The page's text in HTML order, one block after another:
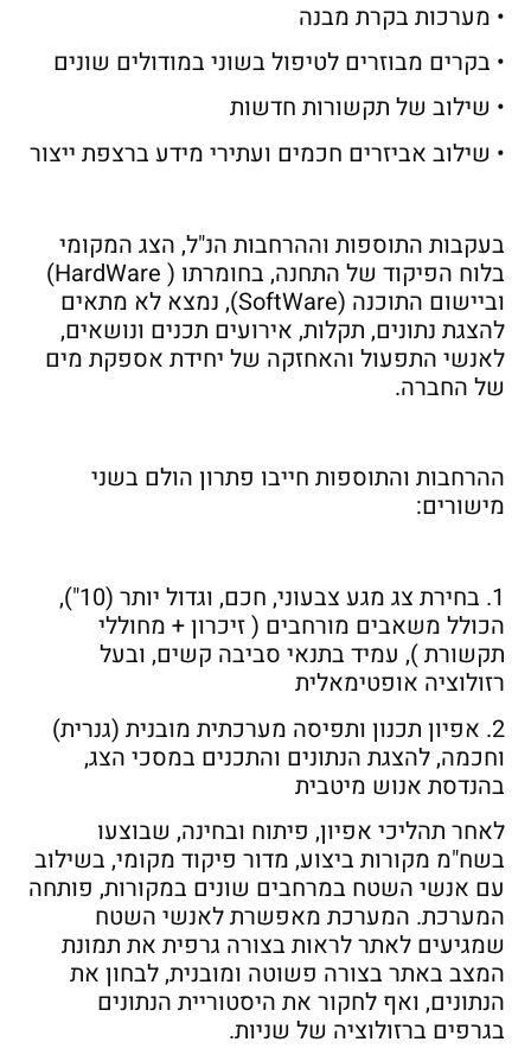
• מערכות בקרת מבנה
• בקרים מבוזרים לטיפול בשוני במודולים שונים
• שילוב של תקשורות חדשות
• שילוב אביזרים חכמים ועתירי מידע ברצפת ייצור
בעקבות התוספות וההרחבות הנ"ל, הצג המקומי
בלוח הפיקוד של התחנה, בחומרתו ( HardWare)
וביישום התוכנה (SoftWare), נמצא לא מתאים
להצגת נתונים, תקלות, אירועים תכנים ונושאים,
לאנשי התפעול והאחזקה של יחידת אספקת מים
של החברה.
ההרחבות והתוספות חייבו פתרון הולם בשני
מישורים:
1. בחירת צג מגע צבעוני, חכם, וגדול יותר (10"),
הכולל משאבים מורחבים ( זיכרון + מחוללי
תקשורת ), עמיד בתנאי סביבה קשים, ובעל
רזולוציה אופטימאלית
2. אפיון תכנון ותפיסה מערכתית מובנית (גנרית)
וחכמה, להצגת הנתונים והתכנים במסכי הצג,
בהנדסת אנוש מיטבית
לאחר תהליכי אפיון, פיתוח ובחינה, שבוצעו
בשח"מ מקורות ביצוע, מדור פיקוד מקומי, בשילוב
עם אנשי השטח במרחבים שונים במקורות, פותחה
המערכת. המערכת מאפשרת לאנשי השטח
שמגיעים לאתר לראות בצורה גרפית את תמונת
המצב באתר בצורה פשוטה ומובנית, לבחון את
הנתונים, ואף לחקור את היסטוריית הנתונים
בגרפים ברזולוציה של שניות.